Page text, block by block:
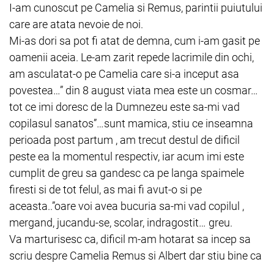
I-am cunoscut pe Camelia si Remus, parintii puiutului
care are atata nevoie de noi.
Mi-as dori sa pot fi atat de demna, cum i-am gasit pe
oamenii aceia. Le-am zarit repede lacrimile din ochi,
am asculatat-o pe Camelia care si-a inceput asa
povestea…” din 8 august viata mea este un cosmar…
tot ce imi doresc de la Dumnezeu este sa-mi vad
copilasul sanatos”…sunt mamica, stiu ce inseamna
perioada post partum , am trecut destul de dificil
peste ea la momentul respectiv, iar acum imi este
cumplit de greu sa gandesc ca pe langa spaimele
firesti si de tot felul, as mai fi avut-o si pe
aceasta..”oare voi avea bucuria sa-mi vad copilul ,
mergand, jucandu-se, scolar, indragostit… greu.
Va marturisesc ca, dificil m-am hotarat sa incep sa
scriu despre Camelia Remus si Albert dar stiu bine ca